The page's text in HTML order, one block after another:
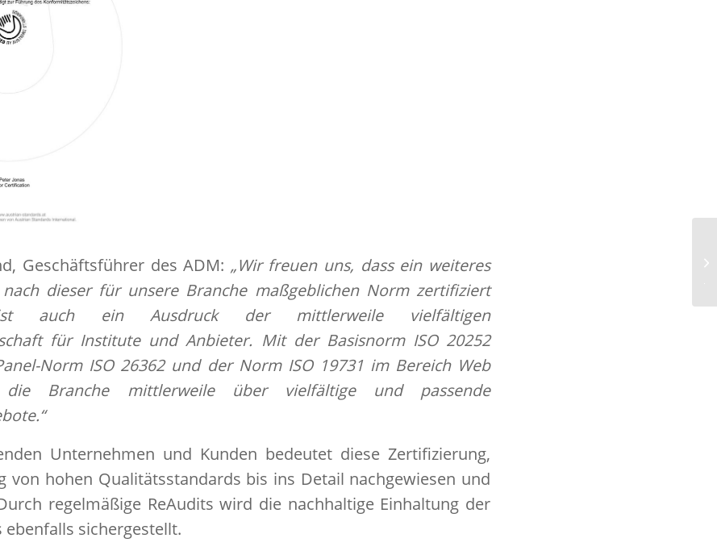
Geschäftsführer des ADM: „Wir freuen uns, dass ein weiteres
dieser für unsere Branche maßgeblichen Norm zertifiziert
auch ein Ausdruck der mittlerweile vielfältigen
für Institute und Anbieter. Mit der Basisnorm ISO 20252
Norm ISO 26362 und der Norm ISO 19731 im Bereich Web
die Branche mittlerweile über vielfältige und passende
Unternehmen und Kunden bedeutet diese Zertifizierung,
von hohen Qualitätsstandards bis ins Detail nachgewiesen und
regelmäßige ReAudits wird die nachhaltige Einhaltung der
sichergestellt.